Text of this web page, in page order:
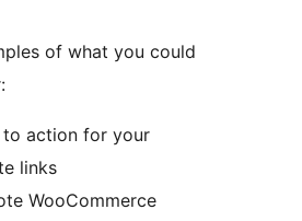
of what you could
to action for your
links
WooCommerce